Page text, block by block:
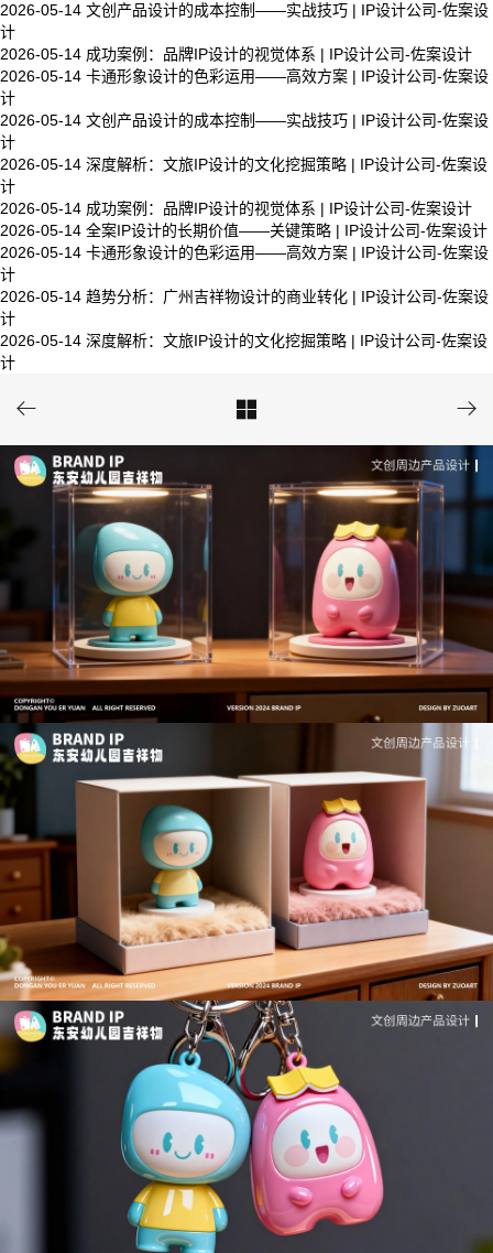
2026-05-14 文创产品设计的成本控制——实战技巧 | IP设计公司-佐案设
计
2026-05-14 成功案例：品牌IP设计的视觉体系 | IP设计公司-佐案设计
2026-05-14 卡通形象设计的色彩运用——高效方案 | IP设计公司-佐案设
计
2026-05-14 文创产品设计的成本控制——实战技巧 | IP设计公司-佐案设
计
2026-05-14 深度解析：文旅IP设计的文化挖掘策略 | IP设计公司-佐案设
计
2026-05-14 成功案例：品牌IP设计的视觉体系 | IP设计公司-佐案设计
2026-05-14 全案IP设计的长期价值——关键策略 | IP设计公司-佐案设计
2026-05-14 卡通形象设计的色彩运用——高效方案 | IP设计公司-佐案设
计
2026-05-14 趋势分析：广州吉祥物设计的商业转化 | IP设计公司-佐案设
计
2026-05-14 深度解析：文旅IP设计的文化挖掘策略 | IP设计公司-佐案设
计
  